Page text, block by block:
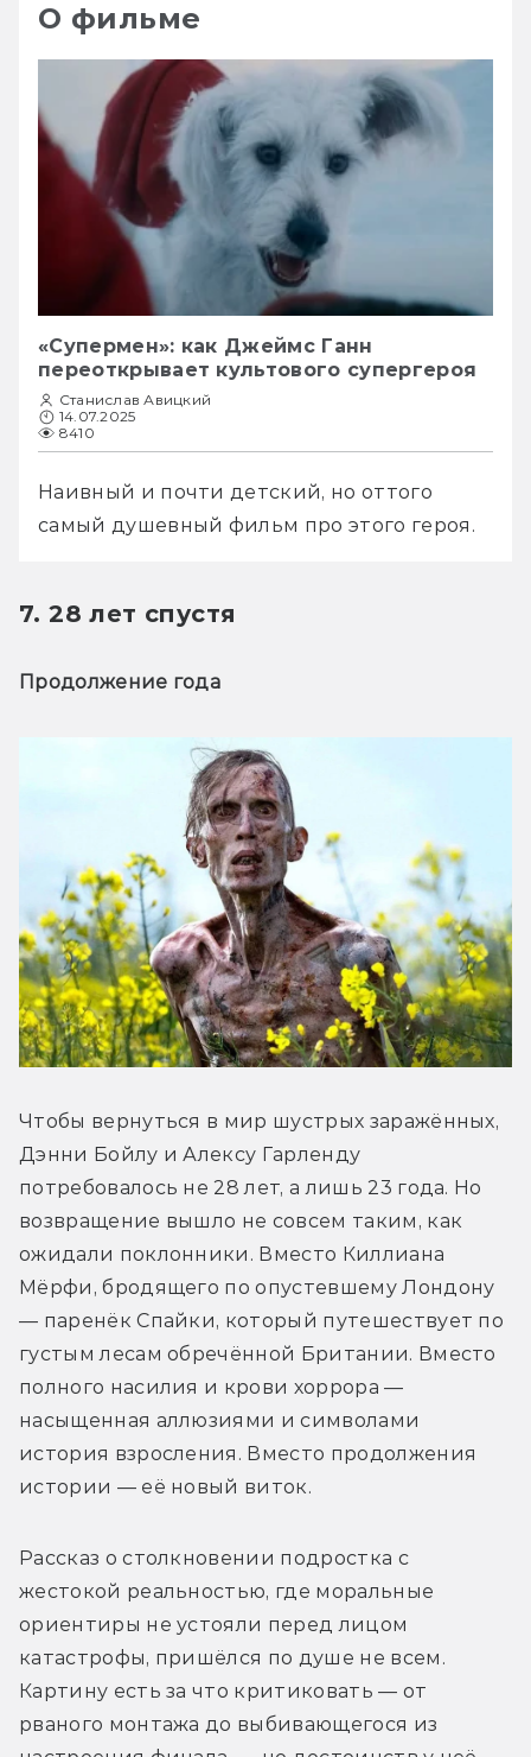
О фильме
«Супермен»: как Джеймс Ганн
переоткрывает культового супергероя
Станислав Авицкий
14.07.2025
8410
Наивный и почти детский, но оттого
самый душевный фильм про этого героя.
7. 28 лет спустя
Продолжение года
Чтобы вернуться в мир шустрых заражённых,
Дэнни Бойлу и Алексу Гарленду
потребовалось не 28 лет, а лишь 23 года. Но
возвращение вышло не совсем таким, как
ожидали поклонники. Вместо Киллиана
— паренёк Спайки, который путешествует по
густым лесам обречённой Британии. Вместо
полного насилия и крови хоррора —
насыщенная аллюзиями и символами
история взросления. Вместо продолжения
истории — её новый виток.
Рассказ о столкновении подростка с
жестокой реальностью, где моральные
ориентиры не устояли перед лицом
катастрофы, пришёлся по душе не всем.
Картину есть за что критиковать — от
рваного монтажа до выбивающегося из